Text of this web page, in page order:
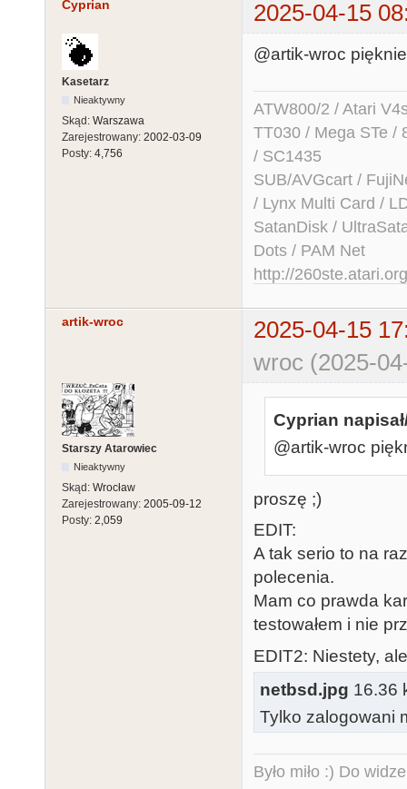
[
[
[
[
[
[
+ c
[
[
[
1e
[
[
Stopped in
db>
Cyprian 2025-04-15
Kasetarz
Nieaktywny
Skąd: Warszawa
Zarejestrowany: 2002-03-09
Posty: 4,756
@artik-wroc
ATW800/2 / Atari
TT030 / Mega STe /
/ SC1435
SUB/AVGcart /
/ Lynx Multi Card /
SatanDisk /
Dots / PAM Net
http://260ste.atari.org
artik-wroc
2025-04-15
wroc (2025-
Starszy Atarowiec
Nieaktywny
Skąd: Wrocław
Zarejestrowany: 2005-09-12
Posty: 2,059
Cyprian
@artik-wroc
proszę ;)
EDIT:
A tak serio to na
polecenia.
Mam co prawda
testowałem i nie
EDIT2: Niestety,
netbsd.jpg 16.36
Tylko zalogowani
Było miło :) Do